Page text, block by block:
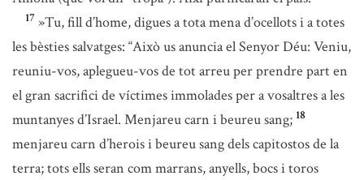
17 »Tu, fill d’home, digues a tota mena d’ocellots i a totes
les bèsties salvatges: “Això us anuncia el Senyor Déu: Veniu,
reuniu-vos, aplegueu-vos de tot arreu per prendre part en
el gran sacrifici de víctimes immolades per a vosaltres a les
muntanyes d’Israel. Menjareu carn i beureu sang; 18
menjareu carn d’herois i beureu sang dels capitostos de la
terra; tots ells seran com marrans, anyells, bocs i toros